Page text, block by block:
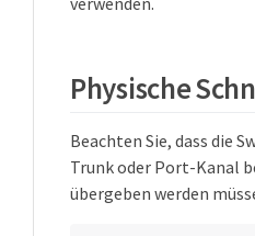
Physische
Beachten Sie, dass die
Trunk oder Port-Kanal
übergeben werden